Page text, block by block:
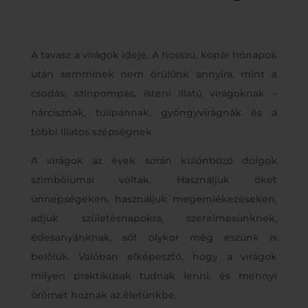
A tavasz a virágok ideje. A hosszú, kopár hónapok
után semminek nem örülünk annyira, mint a
csodás, színpompás, isteni illatú virágoknak –
nárcisznak, tulipánnak, gyöngyvirágnak és a
többi illatos szépségnek.
A virágok az évek során különböző dolgok
szimbólumai voltak. Használjuk őket
ünnepségeken, használjuk megemlékezéseken,
adjuk születésnapokra, szerelmesünknek,
édesanyánknak, sőt olykor még eszünk is
belőlük. Valóban elképesztő, hogy a virágok
milyen praktikusak tudnak lenni, és mennyi
örömet hoznak az életünkbe.